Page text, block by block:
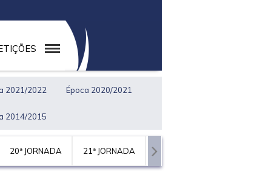
2021/2022 Época 2020/2021
2014/2015
20ª JORNADA 21ª JORNADA 22ª JORNADA